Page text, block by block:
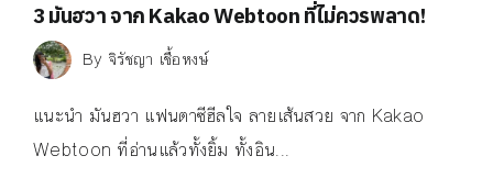
3 มันฮวา จาก Kakao Webtoon ที่ไม่ควรพลาด!
By จิรัชญา เชื้อหงษ์
แนะนำ มันฮวา แฟนตาซีฮีลใจ ลายเส้นสวย จาก Kakao
Webtoon ที่อ่านแล้วทั้งยิ้ม ทั้งอิน...